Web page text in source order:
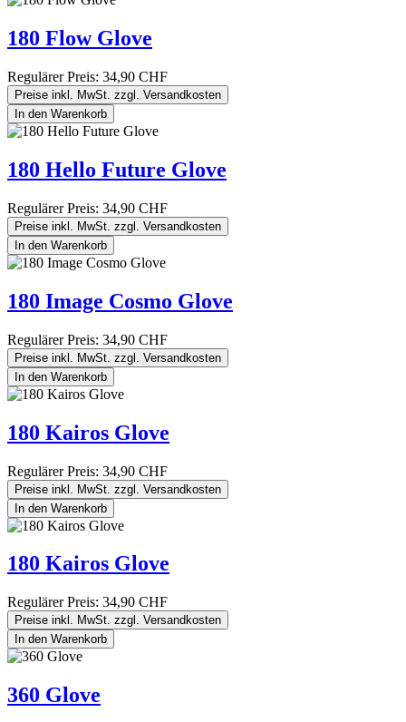
180 Flow Glove
Regulärer Preis: 34,90 CHF
Preise inkl. MwSt. zzgl. Versandkosten
In den Warenkorb
180 Hello Future Glove
Regulärer Preis: 34,90 CHF
Preise inkl. MwSt. zzgl. Versandkosten
In den Warenkorb
180 Image Cosmo Glove
Regulärer Preis: 34,90 CHF
Preise inkl. MwSt. zzgl. Versandkosten
In den Warenkorb
180 Kairos Glove
Regulärer Preis: 34,90 CHF
Preise inkl. MwSt. zzgl. Versandkosten
In den Warenkorb
180 Kairos Glove
Regulärer Preis: 34,90 CHF
Preise inkl. MwSt. zzgl. Versandkosten
In den Warenkorb
360 Glove